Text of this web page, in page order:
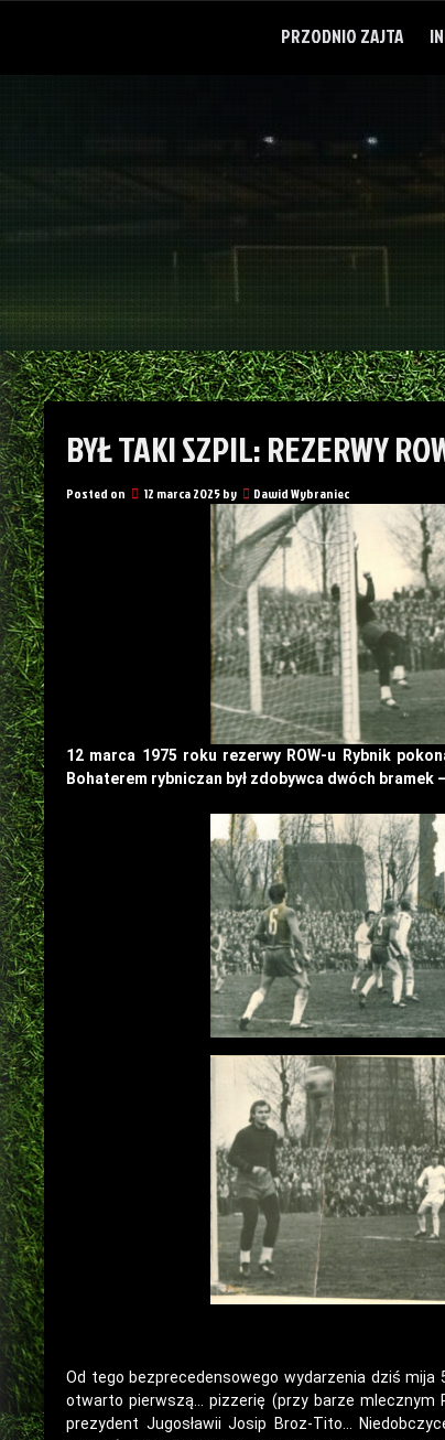
PRZODNIO ZAJTA
BYŁ TAKI SZPIL: REZERWY
Posted on 12 marca 2025by Dawid Wybraniec
12 marca 1975 roku rezerwy ROW-u Rybnik
Bohaterem rybniczan był zdobywca dwóch bramek
Od tego bezprecedensowego wydarzenia dziś
otwarto pierwszą… pizzerię (przy barze mlecznym
prezydent Jugosławii Josip Broz-Tito…